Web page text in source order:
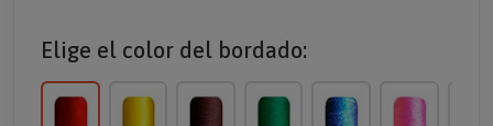
Elige el color del bordado: